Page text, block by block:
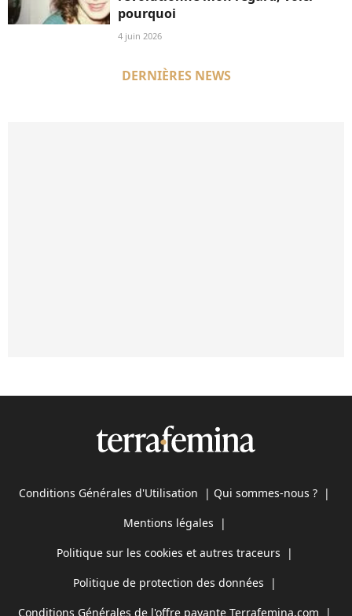
pourquoi
4 juin 2026
DERNIÈRES NEWS
Conditions Générales d'Utilisation | Qui sommes-nous ? |
Mentions légales |
Politique sur les cookies et autres traceurs |
Politique de protection des données |
Conditions Générales de l'offre payante Terrafemina.com |